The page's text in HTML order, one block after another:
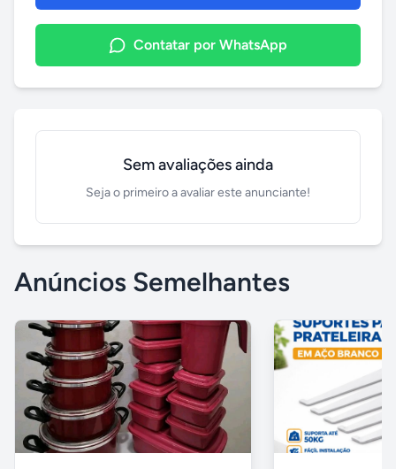
Contatar por WhatsApp
Sem avaliações ainda
Seja o primeiro a avaliar este anunciante!
Anúncios Semelhantes